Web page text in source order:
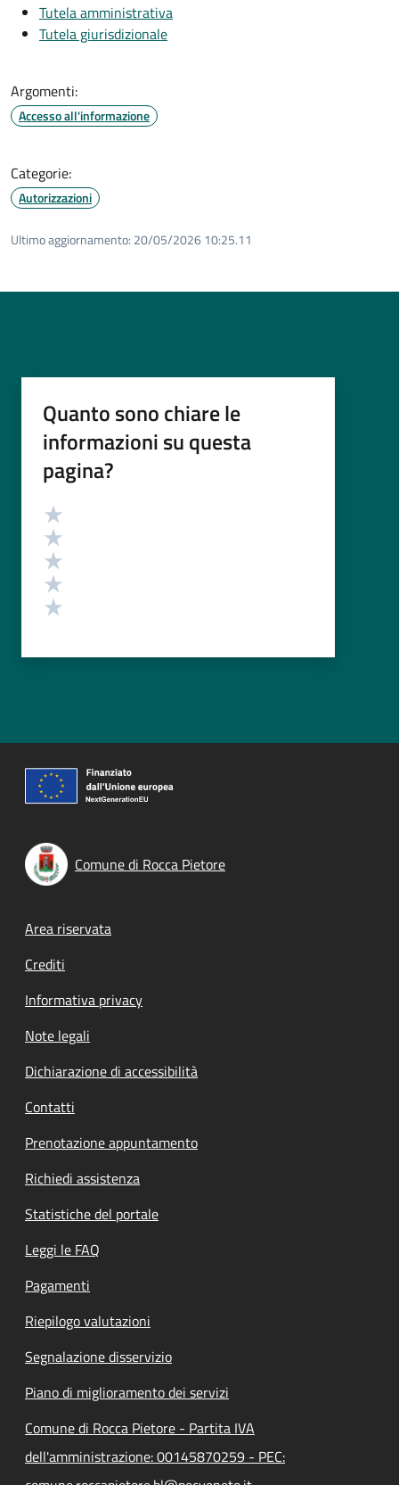
Tutela amministrativa
Tutela giurisdizionale
Argomenti:
Accesso all'informazione
Categorie:
Autorizzazioni
Ultimo aggiornamento: 20/05/2026 10:25.11
Quanto sono chiare le
informazioni su questa
pagina?
Valutazione
Comune di Rocca Pietore
Footer menu
Area riservata
Crediti
Informativa privacy
Note legali
Dichiarazione di accessibilità
Contatti
Prenotazione appuntamento
Richiedi assistenza
Statistiche del portale
Leggi le FAQ
Pagamenti
Riepilogo valutazioni
Segnalazione disservizio
Piano di miglioramento dei servizi
Comune di Rocca Pietore - Partita IVA
dell'amministrazione: 00145870259 - PEC: